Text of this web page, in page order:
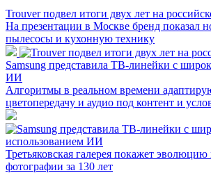
Trouver подвел итоги двух лет на
На презентации в Москве бренд показал
пылесосы и кухонную технику
Samsung представила ТВ-линейки с
ИИ
Алгоритмы в реальном времени
цветопередачу и аудио под контент и
Третьяковская галерея покажет
фотографии за 130 лет